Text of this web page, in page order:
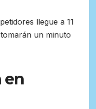
llegue a 11
un minuto
en